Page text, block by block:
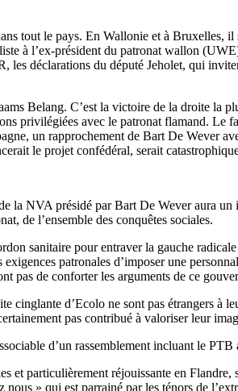
tout le pays. En Wallonie et à Bruxelles,
à l’ex-président du patronat wallon
les déclarations du député Jeholet, qui
Belang. C’est la victoire de la droite la
privilégiées avec le patronat flamand. Le
un rapprochement de Bart De Wever
le projet confédéral, serait
la NVA présidé par Bart De Wever aura
de l’ensemble des conquêtes sociales.
sanitaire pour entraver la gauche
patronales d’imposer une
pas de conforter les arguments de ce
cinglante d’Ecolo ne sont pas étrangers
pas contribué à valoriser leur
d’un rassemblement incluant le
particulièrement réjouissante en
» qui est parrainé par les ténors de